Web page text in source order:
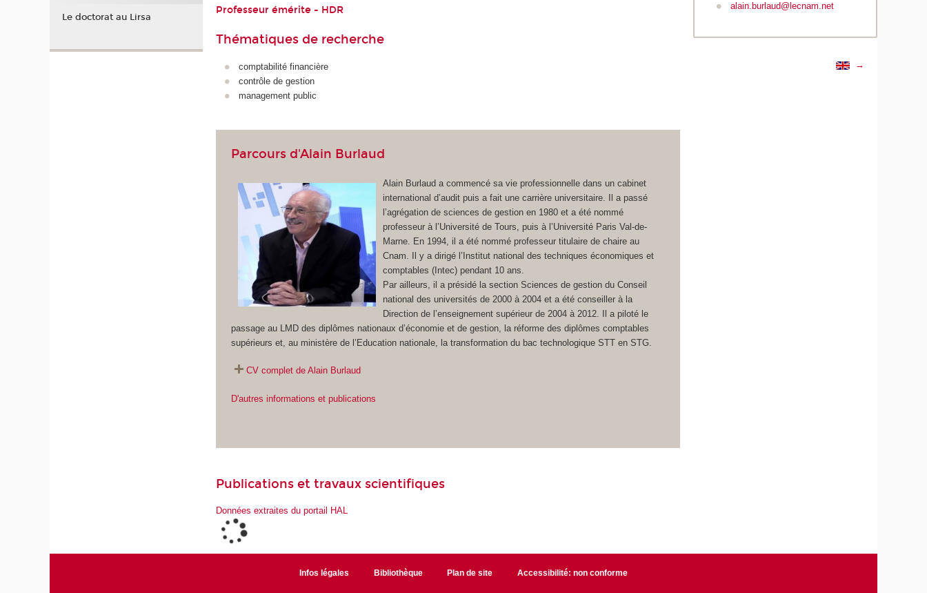
Professeur émérite - HDR
Thématiques de recherche
comptabilité financière
contrôle de gestion
management public
Parcours d'Alain Burlaud
Alain Burlaud a commencé sa vie professionnelle dans un cabinet
international d’audit puis a fait une carrière universitaire. Il a passé
l’agrégation de sciences de gestion en 1980 et a été nommé
professeur à l’Université de Tours, puis à l’Université Paris Val-de-
Marne. En 1994, il a été nommé professeur titulaire de chaire au
Cnam. Il y a dirigé l’Institut national des techniques économiques et
comptables (Intec) pendant 10 ans.
Par ailleurs, il a présidé la section Sciences de gestion du Conseil
national des universités de 2000 à 2004 et a été conseiller à la
Direction de l’enseignement supérieur de 2004 à 2012. Il a piloté le
passage au LMD des diplômes nationaux d’économie et de gestion, la réforme des diplômes comptables
supérieurs et, au ministère de l’Education nationale, la transformation du bac technologique STT en STG.
CV complet de Alain Burlaud
D'autres informations et publications
Publications et travaux scientifiques
Données extraites du portail HAL
alain.burlaud@lecnam.net
→
Le doctorat au Lirsa
Infos légales Bibliothèque Plan de site Accessibilité: non conforme